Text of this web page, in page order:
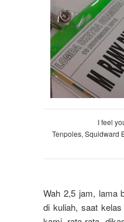
I feel
Tenpoles, Squidward
Wah 2,5 jam, lama
di kuliah, saat